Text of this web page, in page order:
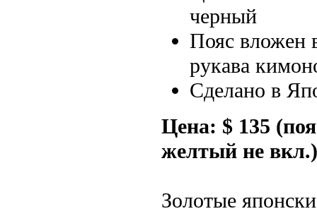
черный
Пояс вложен
рукава
Сделано в
Цена: $ 135
желтый не вкл.)
Золотые